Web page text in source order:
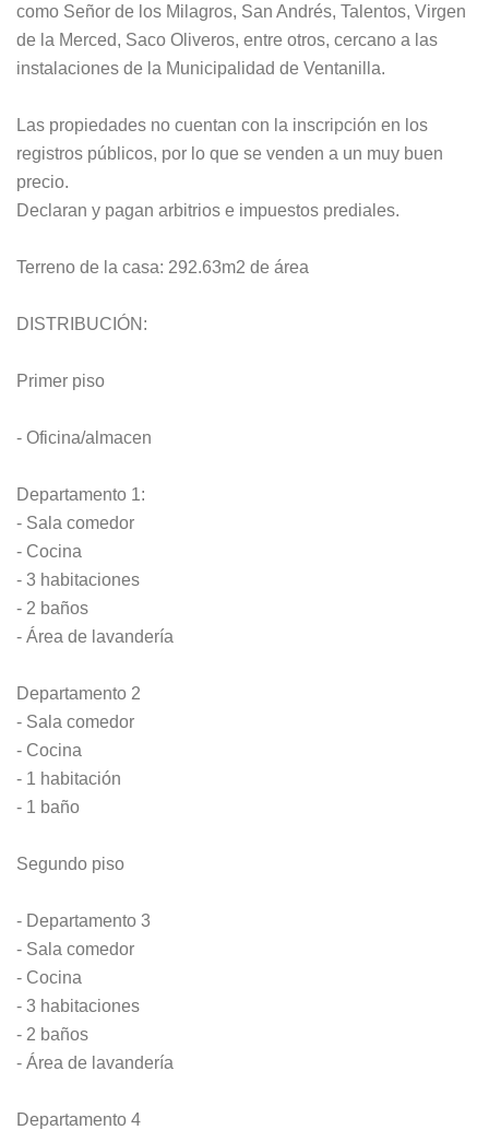
como Señor de los Milagros, San Andrés, Talentos, Virgen
de la Merced, Saco Oliveros, entre otros, cercano a las
instalaciones de la Municipalidad de Ventanilla.
Las propiedades no cuentan con la inscripción en los
registros públicos, por lo que se venden a un muy buen
precio.
Declaran y pagan arbitrios e impuestos prediales.
Terreno de la casa: 292.63m2 de área
DISTRIBUCIÓN:
Primer piso
- Oficina/almacen
Departamento 1:
- Sala comedor
- Cocina
- 3 habitaciones
- 2 baños
- Área de lavandería
Departamento 2
- Sala comedor
- Cocina
- 1 habitación
- 1 baño
Segundo piso
- Departamento 3
- Sala comedor
- Cocina
- 3 habitaciones
- 2 baños
- Área de lavandería
Departamento 4